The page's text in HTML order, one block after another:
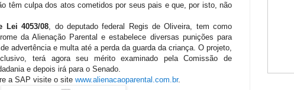
têm culpa dos atos cometidos por seus pais e que, por isto, não
Lei 4053/08, do deputado federal Regis de Oliveira, tem como
da Alienação Parental e estabelece diversas punições para
advertência e multa até a perda da guarda da criança. O projeto,
terá agora seu mérito examinado pela Comissão de
e depois irá para o Senado.
a SAP visite o site www.alienacaoparental.com.br.